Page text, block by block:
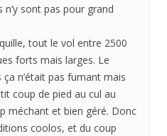
n’y sont pas pour grand
tout le vol entre 2500
forts mais larges. Le
n’était pas fumant mais
coup de pied au cul au
méchant et bien géré. Donc
coolos, et du coup